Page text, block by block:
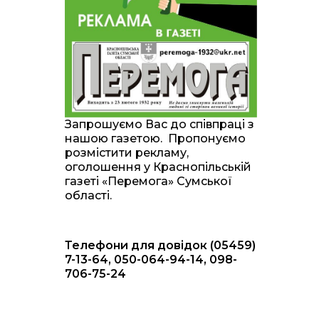
20:00
28 лип
Житлові сертифікати,
підготовка до зими та
підтримка ВПО: підсумки
засідання виконкому
Краснопільської
селищної ради
10:36
28 лип
Валентина Масалітіна:
«Нас тримає віра в
Перемогу і повернення
додому»
10:31
28 лип
Знову біль… Знову
втрата… На щиті
16:57
24 лип
Обмежено придатний,
але безмежно
вмотивований: Як
колишній лісівник став
Запрошуємо Вас до співпраці з
нашою газетою. Пропонуємо
розмістити рекламу,
оголошення у Краснопільській
газеті «Перемога» Сумської
області.
Телефони для довідок (05459)
7-13-64, 050-064-94-14, 098-
706-75-24